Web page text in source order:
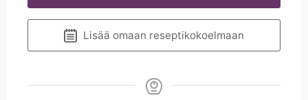
Lisää omaan reseptikokoelmaan